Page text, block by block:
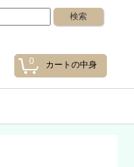
0 カートの中身